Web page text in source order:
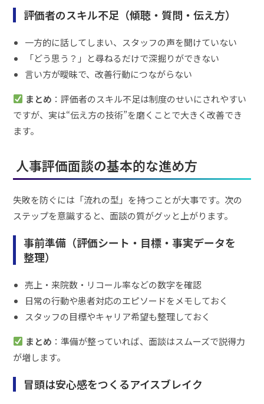
評価者のスキル不足（傾聴・質問・伝え方）
一方的に話してしまい、スタッフの声を聞けていない
「どう思う？」と尋ねるだけで深掘りができない
言い方が曖昧で、改善行動につながらない
まとめ ：評価者のスキル不足は制度のせいにされやすい
ですが、実は“伝え方の技術”を磨くことで大きく改善でき
ます。
人事評価面談の基本的な進め方
失敗を防ぐには「流れの型」を持つことが大事です。次の
ステップを意識すると、面談の質がグッと上がります。
事前準備（評価シート・目標・事実データを
整理）
売上・来院数・リコール率などの数字を確認
日常の行動や患者対応のエピソードをメモしておく
スタッフの目標やキャリア希望も整理しておく
まとめ ：準備が整っていれば、面談はスムーズで説得力
が増します。
冒頭は安心感をつくるアイスブレイク